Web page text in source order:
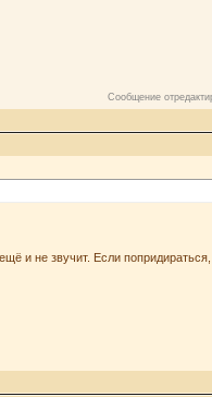
Сообщение
и не звучит. Если